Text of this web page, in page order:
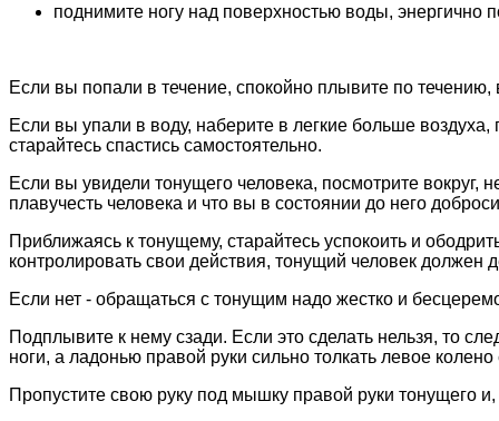
поднимите ногу над поверхностью воды, энергично
Если вы попали в течение, спокойно плывите по течению,
Если вы упали в воду, наберите в легкие больше
старайтесь спастись самостоятельно.
Если вы увидели тонущего человека, посмотрите вокруг,
плавучесть человека и что вы в состоянии до него
Приближаясь к тонущему, старайтесь успокоить и
контролировать свои действия, тонущий человек должен
Если нет - обращаться с тонущим надо жестко и
Подплывите к нему сзади. Если это сделать нельзя, то
ноги, а ладонью правой руки сильно толкать левое
Пропустите свою руку под мышку правой руки тонущего